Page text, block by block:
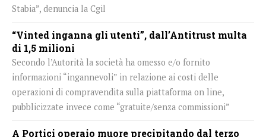
Stabia”, denuncia la Cgil
“Vinted inganna gli utenti”, dall’Antitrust multa
di 1,5 milioni
Secondo l’Autorità la società ha omesso e/o fornito
informazioni “ingannevoli” in relazione ai costi delle
operazioni di compravendita sulla piattaforma on line,
pubblicizzate invece come “gratuite/senza commissioni”
A Portici operaio muore precipitando dal terzo